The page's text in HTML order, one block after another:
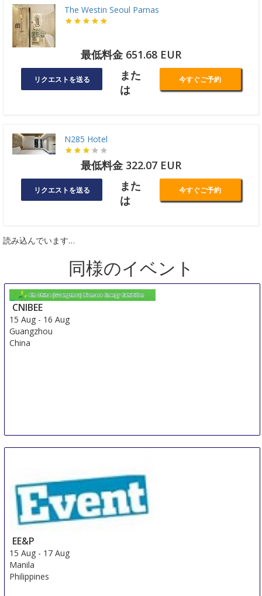
The Westin Seoul Parnas
最低料金 651.68 EUR
リクエストを送る
また
は
今すぐご予約
N285 Hotel
最低料金 322.07 EUR
リクエストを送る
また
は
今すぐご予約
読み込んでいます…
同様のイベント
CNIBEE
15 Aug - 16 Aug
Guangzhou
China
EE&P
15 Aug - 17 Aug
Manila
Philippines